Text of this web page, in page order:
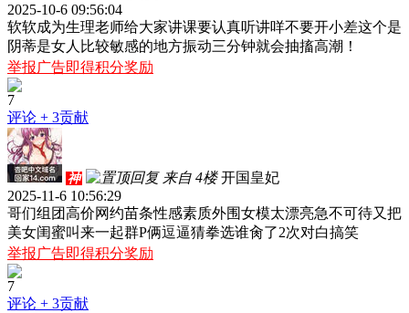
2025-10-6 09:56:04
软软成为生理老师给大家讲课要认真听讲咩不要开小差这个是
阴蒂是女人比较敏感的地方振动三分钟就会抽搐高潮！
举报广告即得积分奖励
7
评论 + 3贡献
神 来自 4楼 开国皇妃
2025-11-6 10:56:29
哥们组团高价网约苗条性感素质外围女模太漂亮急不可待又把
美女闺蜜叫来一起群P俩逗逼猜拳选谁肏了2次对白搞笑
举报广告即得积分奖励
7
评论 + 3贡献